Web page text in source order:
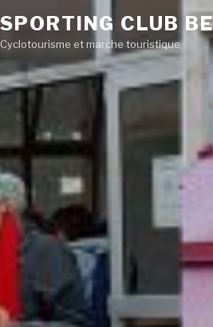
SPORTING CLUB
Cyclotourisme et marche touristique